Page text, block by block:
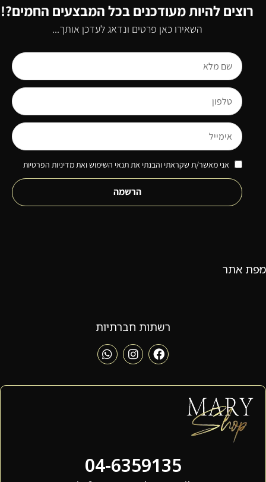
רוצים להיות מעודכנים בכל המבצעים החמים?!
השאירו כאן פרטים ונדאג לעדכן אותך...
אני מאשר/ת שקראתי והבנתי את תנאי השימוש ואת מדיניות הפרטיות
הרשמה
מפת אתר
רשתות חברתיות
04-6359135